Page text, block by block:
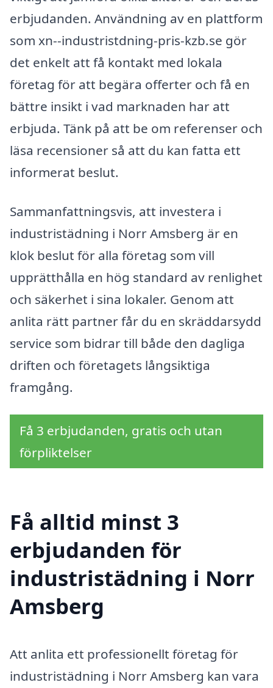
erbjudanden. Användning av en plattform
som xn--industristdning-pris-kzb.se gör
det enkelt att få kontakt med lokala
företag för att begära offerter och få en
bättre insikt i vad marknaden har att
erbjuda. Tänk på att be om referenser och
läsa recensioner så att du kan fatta ett
informerat beslut.
Sammanfattningsvis, att investera i
industristädning i Norr Amsberg är en
klok beslut för alla företag som vill
upprätthålla en hög standard av renlighet
och säkerhet i sina lokaler. Genom att
anlita rätt partner får du en skräddarsydd
service som bidrar till både den dagliga
driften och företagets långsiktiga
framgång.
Få 3 erbjudanden, gratis och utan
förpliktelser
Få alltid minst 3
erbjudanden för
industristädning i Norr
Amsberg
Att anlita ett professionellt företag för
industristädning i Norr Amsberg kan vara